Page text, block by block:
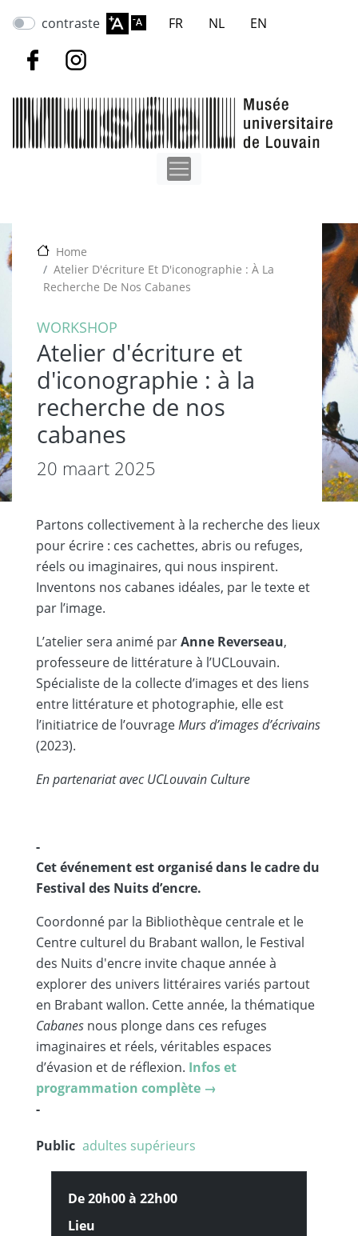
en
gaan
contraste FR NL EN
Home
Atelier D'écriture Et D'iconographie : À La
Recherche De Nos Cabanes
WORKSHOP
Atelier d'écriture et
d'iconographie : à la
recherche de nos
cabanes
20 maart 2025
Partons collectivement à la recherche des lieux
pour écrire : ces cachettes, abris ou refuges,
réels ou imaginaires, qui nous inspirent.
Inventons nos cabanes idéales, par le texte et
par lʼimage.
Lʼatelier sera animé parAnne Reverseau,
professeure de littérature à lʼUCLouvain.
Spécialiste de la collecte d’images et des liens
entre littérature et photographie, elle est
l’initiatrice de l’ouvrageMurs d’images d’écrivains
(2023).
En partenariat avec UCLouvain Culture
-
Cet événement est organisé dans le cadre du
Festival des Nuits d’encre.
Coordonné par la Bibliothèque centrale et le
Centre culturel du Brabant wallon, le Festival
des Nuits d'encre invite chaque année à
explorer des univers littéraires variés partout
en Brabant wallon. Cette année, la thématique
Cabanes nous plonge dans ces refuges
imaginaires et réels, véritables espaces
d’évasion et de réflexion. Infos et
programmation complète →
-
Public adultes supérieurs
De 20h00 à 22h00
Lieu